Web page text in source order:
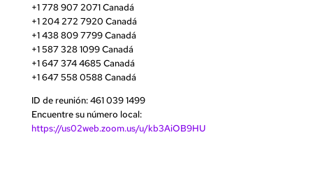
+1 778 907 2071 Canadá
+1 204 272 7920 Canadá
+1 438 809 7799 Canadá
+1 587 328 1099 Canadá
+1 647 374 4685 Canadá
+1 647 558 0588 Canadá
ID de reunión: 461 039 1499
Encuentre su número local:
https://us02web.zoom.us/u/kb3AiOB9HU